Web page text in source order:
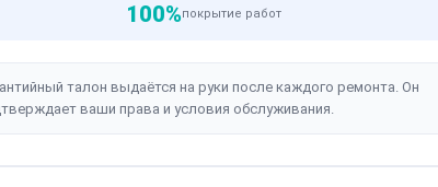
100%покрытие работ
талон выдаётся на руки после каждого ремонта. Он
ваши права и условия обслуживания.